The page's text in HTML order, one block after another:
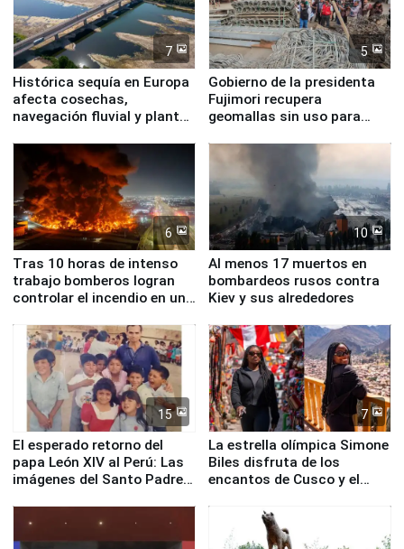
7
Histórica sequía en Europa
afecta cosechas,
navegación fluvial y plantas
5
Gobierno de la presidenta
Fujimori recupera
geomallas sin uso para
Fenómeno El Niño
6
Tras 10 horas de intenso
trabajo bomberos logran
controlar el incendio en una
de Chile
10
Al menos 17 muertos en
bombardeos rusos contra
Kiev y sus alrededores
15
El esperado retorno del
papa León XIV al Perú: Las
imágenes del Santo Padre
7
La estrella olímpica Simone
Biles disfruta de los
encantos de Cusco y el